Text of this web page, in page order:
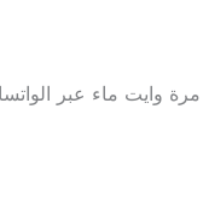
وايت ماء عبر